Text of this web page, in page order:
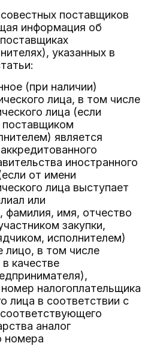
поставщиков
информация об
указанных в
(при наличии)
лица, в том числе
лица (если
поставщиком
является
иностранного
от имени
лица выступает
или
фамилия, имя, отчество
закупки,
исполнителем)
лицо, в том числе
качестве
налогоплательщика
лица в соответствии с
аналог
номера